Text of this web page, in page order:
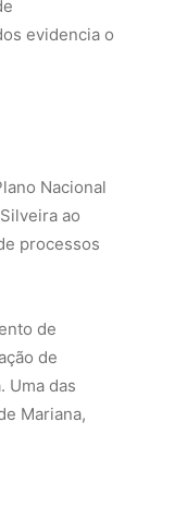
Nacional
ao
processos
de
de
Uma das
Mariana,